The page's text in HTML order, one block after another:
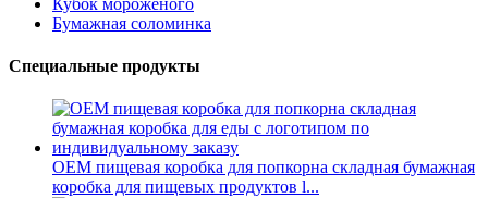
Бумажная соломинка
Специальные продукты
OEM пищевая коробка для попкорна складная бумажная
коробка для пищевых продуктов l...